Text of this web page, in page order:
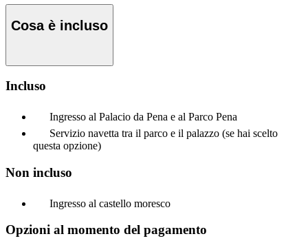
Cosa è incluso
Incluso
Ingresso al Palacio da Pena e al Parco Pena
Servizio navetta tra il parco e il palazzo (se hai scelto
questa opzione)
Non incluso
Ingresso al castello moresco
Opzioni al momento del pagamento